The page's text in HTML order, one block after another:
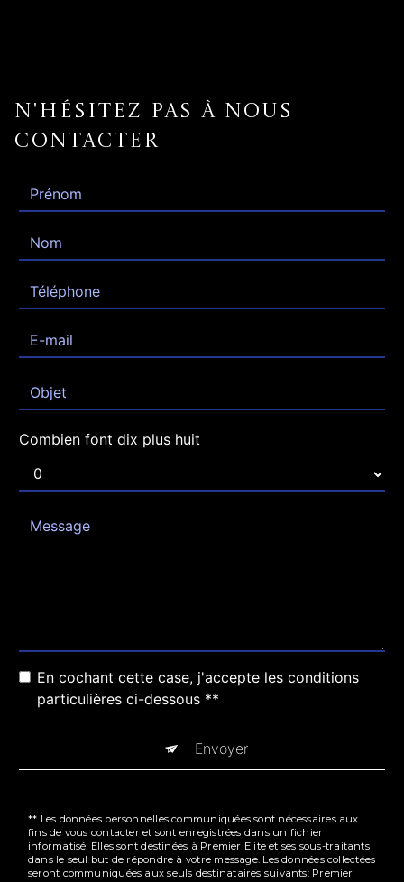
N'hésitez pas à nous
contacter
Combien font dix plus huit
En cochant cette case, j'accepte les conditions
particulières ci-dessous **
Envoyer
** Les données personnelles communiquées sont nécessaires aux
fins de vous contacter et sont enregistrées dans un fichier
informatisé. Elles sont destinées à Premier Elite et ses sous-traitants
dans le seul but de répondre à votre message. Les données collectées
seront communiquées aux seuls destinataires suivants: Premier